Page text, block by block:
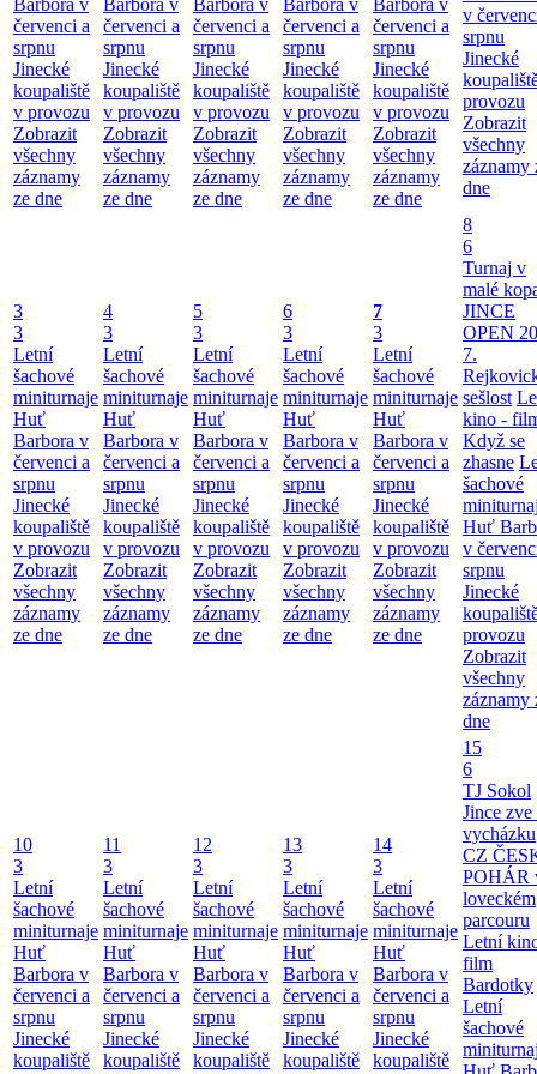
Barbora v
červenci a
srpnu
Jinecké
koupaliště
v provozu
Zobrazit
všechny
záznamy
ze dne
Barbora v
červenci a
srpnu
Jinecké
koupaliště
v provozu
Zobrazit
všechny
záznamy
ze dne
Barbora v
červenci a
srpnu
Jinecké
koupaliště
v provozu
Zobrazit
všechny
záznamy
ze dne
Barbora v
červenci a
srpnu
Jinecké
koupaliště
v provozu
Zobrazit
všechny
záznamy
ze dne
Barbora v
červenci a
srpnu
Jinecké
koupaliště
v provozu
Zobrazit
všechny
záznamy
ze dne
v
srpnu
Jinecké
provozu
Zobrazit
všechny
záznamy
dne
3
3
Letní
šachové
miniturnaje
Huť
Barbora v
červenci a
srpnu
Jinecké
koupaliště
v provozu
Zobrazit
všechny
záznamy
ze dne
4
3
Letní
šachové
miniturnaje
Huť
Barbora v
červenci a
srpnu
Jinecké
koupaliště
v provozu
Zobrazit
všechny
záznamy
ze dne
5
3
Letní
šachové
miniturnaje
Huť
Barbora v
červenci a
srpnu
Jinecké
koupaliště
v provozu
Zobrazit
všechny
záznamy
ze dne
6
3
Letní
šachové
miniturnaje
Huť
Barbora v
červenci a
srpnu
Jinecké
koupaliště
v provozu
Zobrazit
všechny
záznamy
ze dne
7
3
Letní
šachové
miniturnaje
Huť
Barbora v
červenci a
srpnu
Jinecké
koupaliště
v provozu
Zobrazit
všechny
záznamy
ze dne
8
6
Turnaj v
malé
JINCE
OPEN
7.
sešlost
kino -
Když se
zhasne
šachové
Huť
v
srpnu
Jinecké
provozu
Zobrazit
všechny
záznamy
dne
10
3
Letní
šachové
miniturnaje
Huť
Barbora v
červenci a
srpnu
Jinecké
koupaliště
11
3
Letní
šachové
miniturnaje
Huť
Barbora v
červenci a
srpnu
Jinecké
koupaliště
12
3
Letní
šachové
miniturnaje
Huť
Barbora v
červenci a
srpnu
Jinecké
koupaliště
13
3
Letní
šachové
miniturnaje
Huť
Barbora v
červenci a
srpnu
Jinecké
koupaliště
14
3
Letní
šachové
miniturnaje
Huť
Barbora v
červenci a
srpnu
Jinecké
koupaliště
15
6
TJ Sokol
Jince zve
vycházku
CZ
POHÁR
loveckém
parcouru
Letní
film
Bardotky
Letní
šachové